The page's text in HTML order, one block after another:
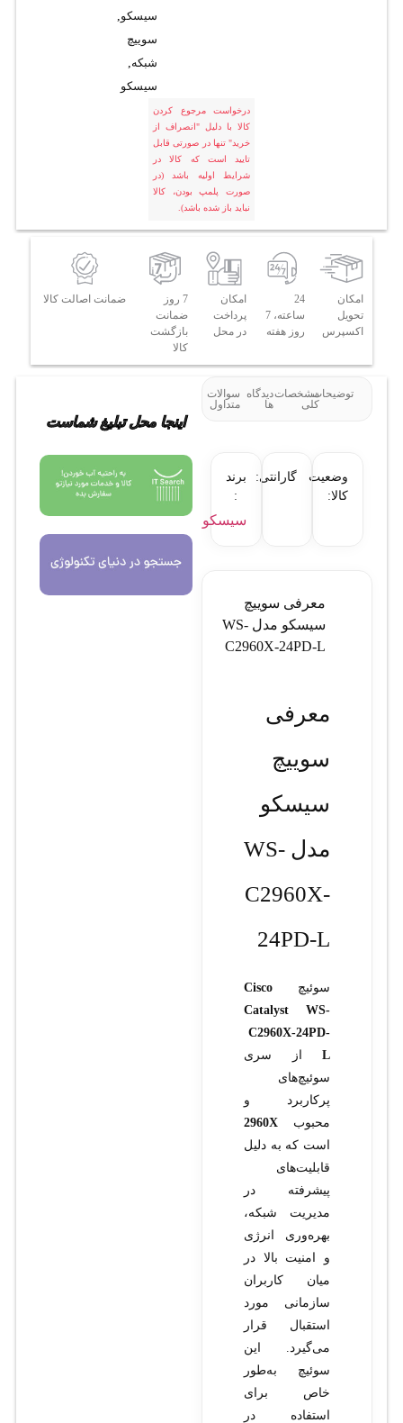
سیسکو,
سوییچ
شبکه,
سیسکو
درخواست مرجوع کردن
کالا با دلیل "انصراف از
خرید" تنها در صورتی قابل
تایید است که کالا در
شرایط اولیه باشد (در
صورت پلمپ بودن، کالا
نباید باز شده باشد).
امکان
تحویل
اکسپرس
24
ساعته، 7
روز هفته
امکان
پرداخت
در محل
7 روز
ضمانت
بازگشت
کالا
ضمانت اصالت کالا
توضیحاتمشخصات
کلی
دیدگاه
ها
سوالات
متداول
وضعیت
کالا:
گارانتی:
برند
:
سیسکو
معرفی سوييچ
سيسکو مدل WS-
C2960X-24PD-L
معرفی
سوييچ
سيسکو
مدل WS-
C2960X-
24PD-L
سوئیچ Cisco
Catalyst WS-
C2960X-24PD-
Lاز سری
سوئیچ‌های
پرکاربرد و
محبوب 2960X
است که به دلیل
قابلیت‌های
پیشرفته در
مدیریت شبکه،
بهره‌وری انرژی
و امنیت بالا در
میان کاربران
سازمانی مورد
استقبال قرار
می‌گیرد. این
سوئیچ به‌طور
خاص برای
استفاده در
اینجا محل تبلیغ شماست